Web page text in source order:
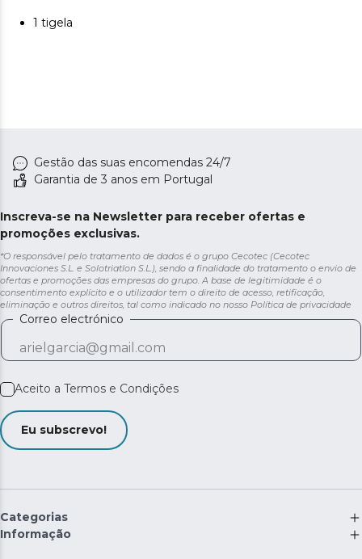
1 tigela
Gestão das suas encomendas 24/7
Garantia de 3 anos em Portugal
Inscreva-se na Newsletter para receber ofertas e
promoções exclusivas.
*O responsável pelo tratamento de dados é o grupo Cecotec (Cecotec
Innovaciones S.L. e Solotriatlon S.L.), sendo a finalidade do tratamento o envio de
ofertas e promoções das empresas do grupo. A base de legitimidade é o
consentimento explícito e o utilizador tem o direito de acesso, retificação,
eliminação e outros direitos, tal como indicado no nosso Política de privacidade
Correo electrónico
Aceito a Termos e Condições
Eu subscrevo!
Categorias
Informação